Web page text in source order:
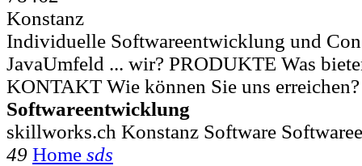
Konstanz
Individuelle Softwareentwicklung und
JavaUmfeld ... wir? PRODUKTE Was
KONTAKT Wie können Sie uns
Softwareentwicklung
skillworks.ch Konstanz Software
49 Home sds